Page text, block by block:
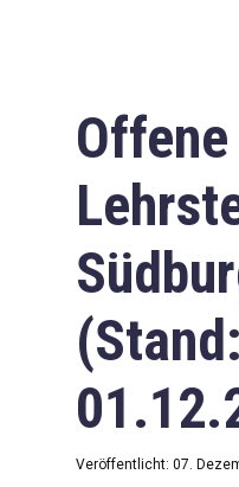
Offene
(Stand:
Veröffentlicht: 07.